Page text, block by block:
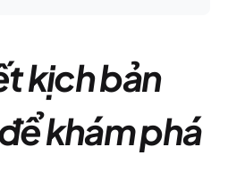
kịch bản
khám phá